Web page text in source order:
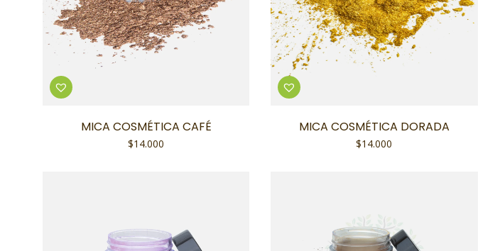
MICA COSMÉTICA CAFÉ
$14.000
MICA COSMÉTICA DORADA
$14.000